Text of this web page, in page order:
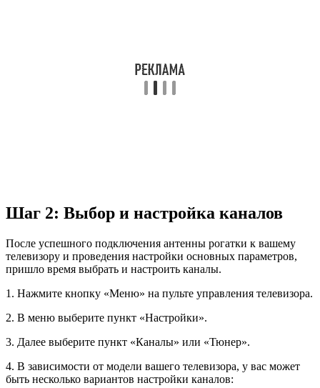
Шаг 2: Выбор и настройка каналов
После успешного подключения антенны рогатки к вашему
телевизору и проведения настройки основных параметров,
пришло время выбрать и настроить каналы.
1. Нажмите кнопку «Меню» на пульте управления телевизора.
2. В меню выберите пункт «Настройки».
3. Далее выберите пункт «Каналы» или «Тюнер».
4. В зависимости от модели вашего телевизора, у вас может
быть несколько вариантов настройки каналов: